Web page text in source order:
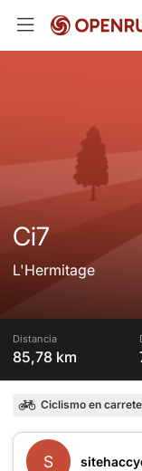
Ci7
L'Hermitage
Distancia
85,78 km
Ciclismo en
S